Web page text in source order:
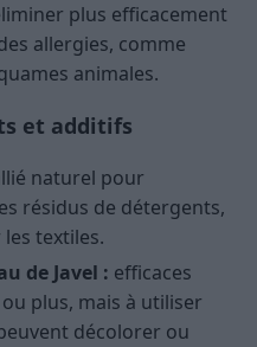
plus efficacement
allergies, comme
animales.
et additifs
naturel pour
résidus de détergents,
textiles.
de Javel : efficaces
plus, mais à utiliser
décolorer ou